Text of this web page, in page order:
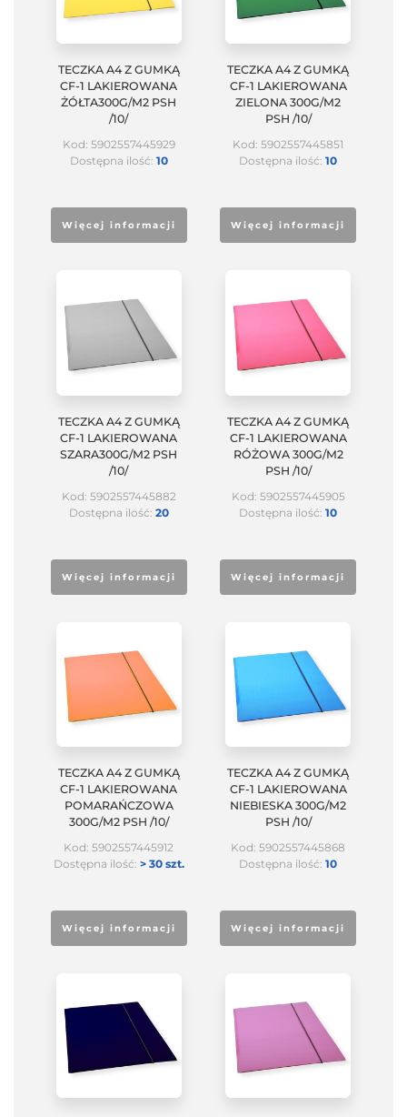
TECZKA A4 Z GUMKĄ
CF-1 LAKIEROWANA
ŻÓŁTA300G/M2 PSH
/10/
Kod: 5902557445929
Dostępna ilość: 10
Więcej informacji
TECZKA A4 Z GUMKĄ
CF-1 LAKIEROWANA
ZIELONA 300G/M2
PSH /10/
Kod: 5902557445851
Dostępna ilość:10
Więcej informacji
TECZKA A4 Z GUMKĄ
CF-1 LAKIEROWANA
SZARA300G/M2 PSH
/10/
Kod: 5902557445882
Dostępna ilość: 20
Więcej informacji
TECZKA A4 Z GUMKĄ
CF-1 LAKIEROWANA
RÓŻOWA 300G/M2
PSH /10/
Kod: 5902557445905
Dostępna ilość:10
Więcej informacji
TECZKA A4 Z GUMKĄ
CF-1 LAKIEROWANA
POMARAŃCZOWA
300G/M2 PSH /10/
Kod: 5902557445912
Dostępna ilość: > 30 szt.
Więcej informacji
TECZKA A4 Z GUMKĄ
CF-1 LAKIEROWANA
NIEBIESKA 300G/M2
PSH /10/
Kod: 5902557445868
Dostępna ilość:10
Więcej informacji